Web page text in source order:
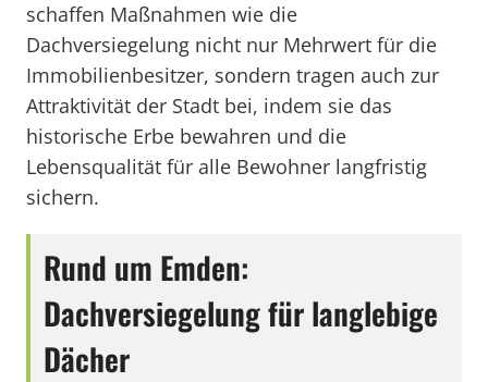
schaffen Maßnahmen wie die
Dachversiegelung nicht nur Mehrwert für die
Immobilienbesitzer, sondern tragen auch zur
Attraktivität der Stadt bei, indem sie das
historische Erbe bewahren und die
Lebensqualität für alle Bewohner langfristig
sichern.
Rund um Emden:
Dachversiegelung für langlebige
Dächer